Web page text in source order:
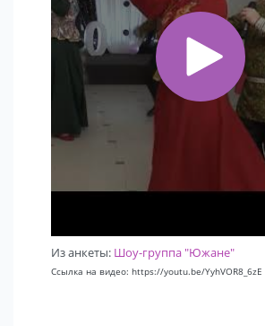
Из анкеты: Шоу-группа "Южане"
Ссылка на видео: https://youtu.be/YyhVOR8_6zE